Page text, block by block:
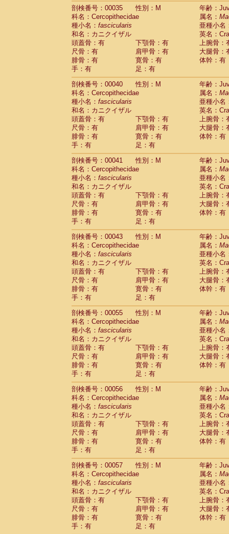
AtelidaeAlouatta fusca
AtelidaeAlouatta seniculus
AtelidaeAlouatta
AtelidaeAteles belzebuth
Atelidae Ateles geoffroyi
Atelidae Ateles paniscus
Atelidae Atelesspp.
Atelidae Lagothrix lagothricha
AtelidaeLagothrix lagothricha cana(0)
Pitheciidae
Cacajao calvus
PitheciidaeCallicebus cupreus(0)
Pitheciidae Callicebus donacophilus(0)
Pitheciidae Callicebus moloch(0)
Pitheciidae Callicebus torquatus(0)
Pitheciidae Callicebus
Pitheciidae Chiropotes satanas
Pitheciidae Pithecia monachus
Pitheciidae Pithecia pithecia (0)
Cercopithecidae Cercocebus agilis (0)
Cercopithecidae
Cercocebus
Cercopithecidae
Cercocebus
CercopithecidaeCercocebus
CercopithecidaeCercocebus
CercopithecidaeCercocebus hybrid(0)
CercopithecidaeCercocebus
CercopithecidaeLophocebus
Cercopithecidae
(0)
Cercopithecidae Papio cynocephalus
Cercopithecidae Papio hamadryas(0)
CercopithecidaePapio papio
CercopithecidaePapio
CercopithecidaeMandrillus
CercopithecidaeMandrillus sphinx
CercopithecidaeTheropithecus
CercopithecidaeMacaca arctoides(1)
Cercopithecidae Macaca assamensis
Cercopithecidae
Macaca
CercopithecidaeMacaca cyclopis (6)
CercopithecidaeMacaca fascicularis
CercopithecidaeMacaca fuscaca
CercopithecidaeMacaca fuscata
CercopithecidaeMacaca fuscata
CercopithecidaeMacaca maura(1)
Cercopithecidae Macaca mulatta(45)
Cercopithecidae Macaca nemestrina(3)
Cercopithecidae Macaca nigra(1)
CercopithecidaeMacaca radiata(7)
CercopithecidaeMacaca silenus(0)
CercopithecidaeMacaca sinica (0)
CercopithecidaeMacaca sylvanus
CercopithecidaeMacaca thibetana (0)
Cercopithecidae Macaca tonkeana (0)
Cercopithecidae hybrid(1)
Cercopithecidae (0)
CercopithecidaeAllenopithecus
CercopithecidaeCercopithecus
CercopithecidaeCercopithecus
CercopithecidaeCercopithecus
剖検番号：00035
性別：M
年齢：
科名：Cercopithecidae
属名：
種小名： fascicularis
亜種小名
和名：カニクイザル
英名：
頭蓋骨：有
下顎骨：有
上腕骨：
尺骨：有
肩甲骨：有
大腿骨：
腓骨：有
寛骨：有
体幹：有
手：有
足：有
剖検番号：00040
性別：M
年齢：
科名：Cercopithecidae
属名：
種小名： fascicularis
亜種小名
和名：カニクイザル
英名：
頭蓋骨：有
下顎骨：有
上腕骨：
尺骨：有
肩甲骨：有
大腿骨：
腓骨：有
寛骨：有
体幹：有
手：有
足：有
剖検番号：00041
性別：M
年齢：
科名：Cercopithecidae
属名：
種小名： fascicularis
亜種小名
和名：カニクイザル
英名：
頭蓋骨：有
下顎骨：有
上腕骨：
尺骨：有
肩甲骨：有
大腿骨：
腓骨：有
寛骨：有
体幹：有
手：有
足：有
剖検番号：00043
性別：M
年齢：
科名：Cercopithecidae
属名：
種小名： fascicularis
亜種小名
和名：カニクイザル
英名：
頭蓋骨：有
下顎骨：有
上腕骨：
尺骨：有
肩甲骨：有
大腿骨：
腓骨：有
寛骨：有
体幹：有
手：有
足：有
剖検番号：00055
性別：M
年齢：
科名：Cercopithecidae
属名：
種小名： fascicularis
亜種小名
和名：カニクイザル
英名：
頭蓋骨：有
下顎骨：有
上腕骨：
尺骨：有
肩甲骨：有
大腿骨：
腓骨：有
寛骨：有
体幹：有
手：有
足：有
剖検番号：00056
性別：M
年齢：
科名：Cercopithecidae
属名：
種小名： fascicularis
亜種小名
和名：カニクイザル
英名：
頭蓋骨：有
下顎骨：有
上腕骨：
尺骨：有
肩甲骨：有
大腿骨：
腓骨：有
寛骨：有
体幹：有
手：有
足：有
剖検番号：00057
性別：M
年齢：
科名：Cercopithecidae
属名：
種小名： fascicularis
亜種小名
和名：カニクイザル
英名：
頭蓋骨：有
下顎骨：有
上腕骨：
尺骨：有
肩甲骨：有
大腿骨：
腓骨：有
寛骨：有
体幹：有
手：有
足：有